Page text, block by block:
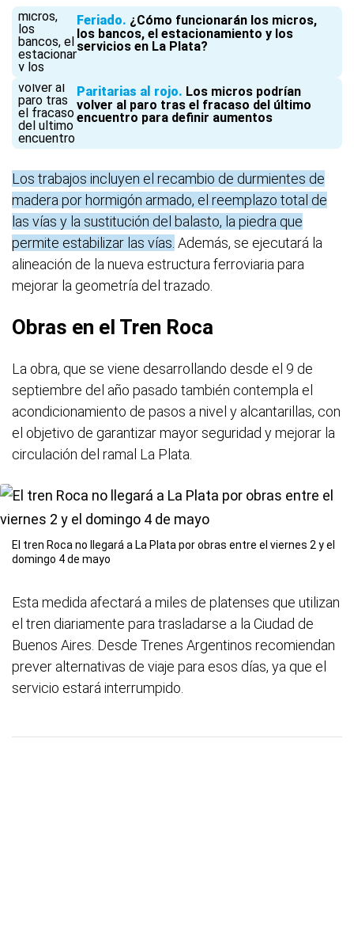
Feriado ¿Cómo funcionarán los micros,
los bancos, el estacionamiento y los
servicios en La Plata?
Paritarias al rojo Los micros podrían
volver al paro tras el fracaso del último
encuentro para definir aumentos
Los trabajos incluyen el recambio de durmientes de
madera por hormigón armado, el reemplazo total de
las vías y la sustitución del balasto, la piedra que
permite estabilizar las vías. Además, se ejecutará la
alineación de la nueva estructura ferroviaria para
mejorar la geometría del trazado.
Obras en el Tren Roca
La obra, que se viene desarrollando desde el 9 de
septiembre del año pasado también contempla el
acondicionamiento de pasos a nivel y alcantarillas, con
el objetivo de garantizar mayor seguridad y mejorar la
circulación del ramal La Plata.
El tren Roca no llegará a La Plata por obras entre el viernes 2 y el
domingo 4 de mayo
Esta medida afectará a miles de platenses que utilizan
el tren diariamente para trasladarse a la Ciudad de
Buenos Aires. Desde Trenes Argentinos recomiendan
prever alternativas de viaje para esos días, ya que el
servicio estará interrumpido.